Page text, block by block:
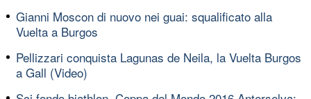
Gianni Moscon di nuovo nei guai: squalificato alla
Vuelta a Burgos
Pellizzari conquista Lagunas de Neila, la Vuelta Burgos
a Gall (Video)